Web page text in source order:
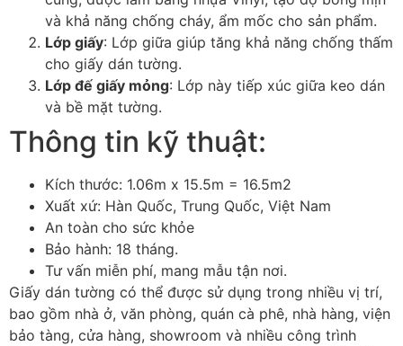
và khả năng chống cháy, ẩm mốc cho sản phẩm.
Lớp giấy: Lớp giữa giúp tăng khả năng chống thấm
cho giấy dán tường.
Lớp đế giấy mỏng: Lớp này tiếp xúc giữa keo dán
và bề mặt tường.
Thông tin kỹ thuật:
Kích thước: 1.06m x 15.5m = 16.5m2
Xuất xứ: Hàn Quốc, Trung Quốc, Việt Nam
An toàn cho sức khỏe
Bảo hành: 18 tháng.
Tư vấn miễn phí, mang mẫu tận nơi.
Giấy dán tường có thể được sử dụng trong nhiều vị trí,
bao gồm nhà ở, văn phòng, quán cà phê, nhà hàng, viện
bảo tàng, cửa hàng, showroom và nhiều công trình